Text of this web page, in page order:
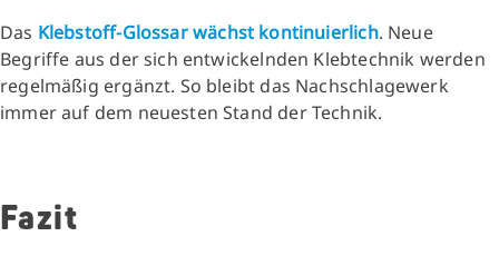
Das Klebstoff-Glossar wächst kontinuierlich. Neue
Begriffe aus der sich entwickelnden Klebtechnik werden
regelmäßig ergänzt. So bleibt das Nachschlagewerk
immer auf dem neuesten Stand der Technik.
Fazit